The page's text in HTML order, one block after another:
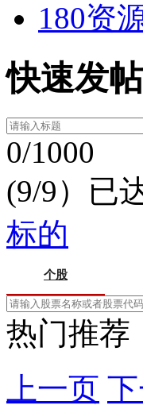
180资
快速发帖
0/1000
(9/9）已
标的
个股
热门推荐
上一页